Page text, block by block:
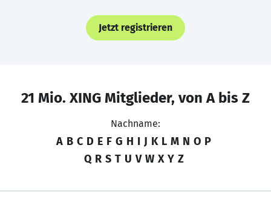
Jetzt registrieren
21 Mio. XING Mitglieder, von A bis Z
Nachname:
A B C D E F G H I J K L M N O P
Q R S T U V W X Y Z